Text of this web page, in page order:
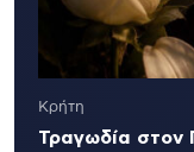
Κρήτη
Τραγωδία στον